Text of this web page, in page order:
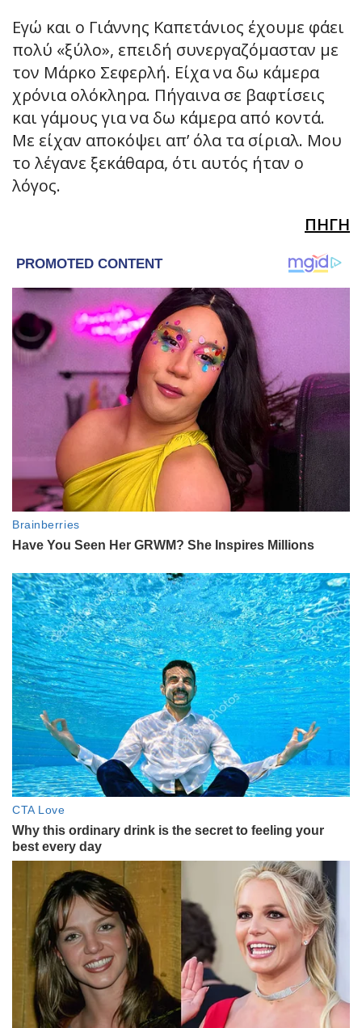
Εγώ και ο Γιάννης Καπετάνιος έχουμε φάει
πολύ «ξύλο», επειδή συνεργαζόμασταν με
τον Μάρκο Σεφερλή. Είχα να δω κάμερα
χρόνια ολόκληρα. Πήγαινα σε βαφτίσεις
και γάμους για να δω κάμερα από κοντά.
Με είχαν αποκόψει απ’ όλα τα σίριαλ. Μου
το λέγανε ξεκάθαρα, ότι αυτός ήταν ο
λόγος.
ΠΗΓΗ